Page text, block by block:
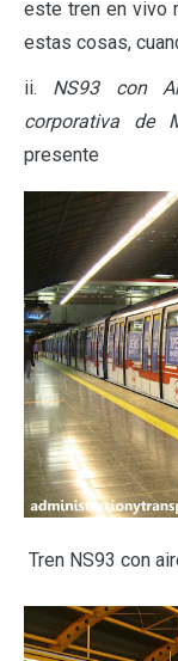
este tren en vivo
estas cosas,
ii. NS93 con
corporativa de
presente
Tren NS93 con